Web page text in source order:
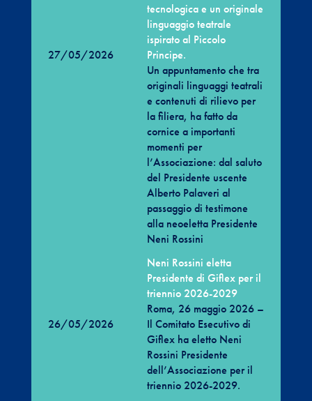
27/05/2026
tecnologica e un originale
linguaggio teatrale
ispirato al Piccolo
Principe.
Un appuntamento che tra
originali linguaggi teatrali
e contenuti di rilievo per
la filiera, ha fatto da
cornice a importanti
momenti per
l’Associazione: dal saluto
del Presidente uscente
Alberto Palaveri al
passaggio di testimone
alla neoeletta Presidente
Neni Rossini
26/05/2026
Neni Rossini eletta
Presidente di Giflex per il
triennio 2026-2029
Roma, 26 maggio 2026 –
Il Comitato Esecutivo di
Giflex ha eletto Neni
Rossini Presidente
dell’Associazione per il
triennio 2026-2029.